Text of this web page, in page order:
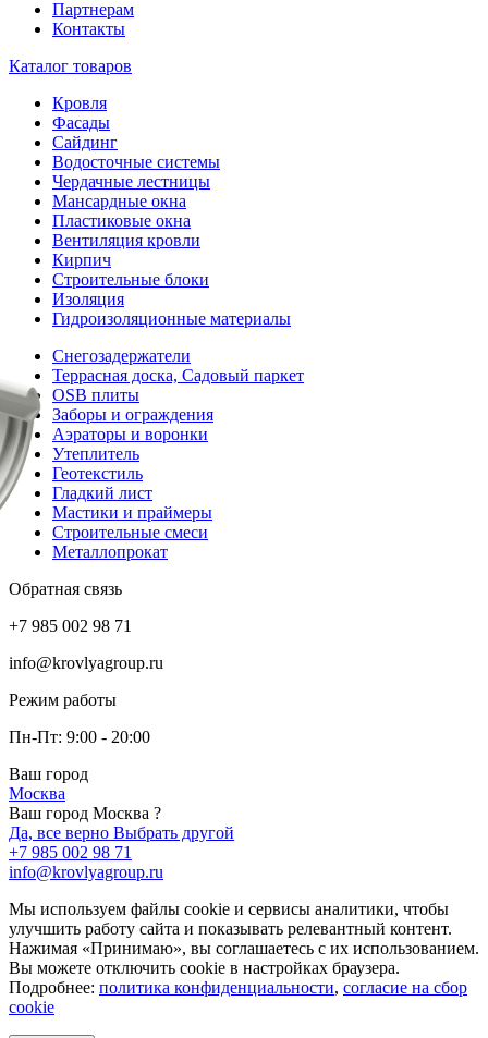
Партнерам
Контакты
Каталог товаров
Кровля
Фасады
Сайдинг
Водосточные системы
Чердачные лестницы
Мансардные окна
Пластиковые окна
Вентиляция кровли
Кирпич
Строительные блоки
Изоляция
Гидроизоляционные материалы
Снегозадержатели
Террасная доска, Садовый паркет
OSB плиты
Заборы и ограждения
Аэраторы и воронки
Утеплитель
Геотекстиль
Гладкий лист
Мастики и праймеры
Строительные смеси
Металлопрокат
Обратная связь
+7 985 002 98 71
info@krovlyagroup.ru
Режим работы
Пн-Пт: 9:00 - 20:00
Ваш город
Москва
Ваш город Москва ?
Да, все верно Выбрать другой
+7 985 002 98 71
info@krovlyagroup.ru
Мы используем файлы cookie и сервисы аналитики, чтобы
улучшить работу сайта и показывать релевантный контент.
Нажимая «Принимаю», вы соглашаетесь с их использованием.
Вы можете отключить cookie в настройках браузера.
Подробнее: политика конфиденциальности, согласие на сбор
cookie